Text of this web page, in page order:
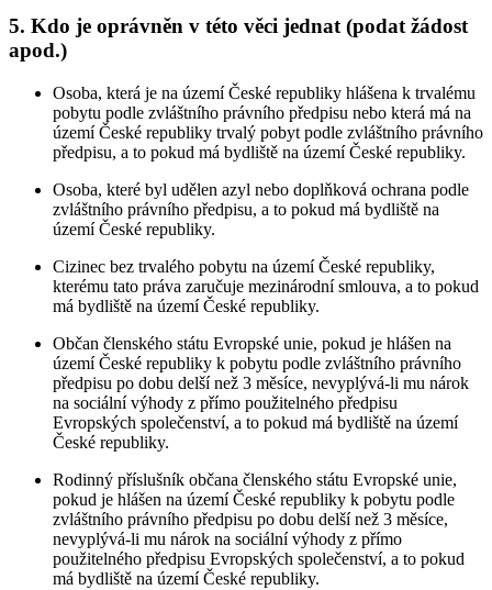
5. Kdo je oprávněn v této věci jednat (podat žádost
apod.)
Osoba, která je na území České republiky hlášena k trvalému
pobytu podle zvláštního právního předpisu nebo která má na
území České republiky trvalý pobyt podle zvláštního právního
předpisu, a to pokud má bydliště na území České republiky.
Osoba, které byl udělen azyl nebo doplňková ochrana podle
zvláštního právního předpisu, a to pokud má bydliště na
území České republiky.
Cizinec bez trvalého pobytu na území České republiky,
kterému tato práva zaručuje mezinárodní smlouva, a to pokud
má bydliště na území České republiky.
Občan členského státu Evropské unie, pokud je hlášen na
území České republiky k pobytu podle zvláštního právního
předpisu po dobu delší než 3 měsíce, nevyplývá-li mu nárok
na sociální výhody z přímo použitelného předpisu
Evropských společenství, a to pokud má bydliště na území
České republiky.
Rodinný příslušník občana členského státu Evropské unie,
pokud je hlášen na území České republiky k pobytu podle
zvláštního právního předpisu po dobu delší než 3 měsíce,
nevyplývá-li mu nárok na sociální výhody z přímo
použitelného předpisu Evropských společenství, a to pokud
má bydliště na území České republiky.